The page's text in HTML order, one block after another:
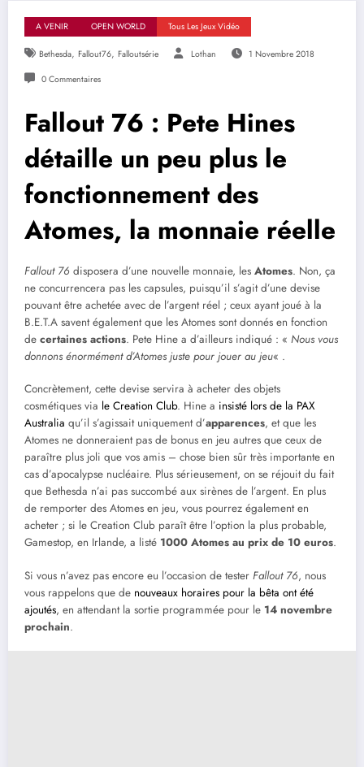
A VENIR OPEN WORLD Tous Les Jeux Vidéo
Bethesda, Fallout76, Falloutsérie Lothan 1 Novembre 2018
0 Commentaires
Fallout 76 : Pete Hines
détaille un peu plus le
fonctionnement des
Atomes, la monnaie réelle
Fallout 76 disposera d’une nouvelle monnaie, les Atomes. Non, ça
ne concurrencera pas les capsules, puisqu’il s’agit d’une devise
pouvant être achetée avec de l’argent réel ; ceux ayant joué à la
B.E.T.A savent également que les Atomes sont donnés en fonction
de certaines actions. Pete Hine a d’ailleurs indiqué : « Nous vous
donnons énormément d’Atomes juste pour jouer au jeu« .
Concrètement, cette devise servira à acheter des objets
cosmétiques via le Creation Club. Hine a insisté lors de la PAX
Australia qu’il s’agissait uniquement d’apparences, et que les
Atomes ne donneraient pas de bonus en jeu autres que ceux de
paraître plus joli que vos amis – chose bien sûr très importante en
cas d’apocalypse nucléaire. Plus sérieusement, on se réjouit du fait
que Bethesda n’ai pas succombé aux sirènes de l’argent. En plus
de remporter des Atomes en jeu, vous pourrez également en
acheter ; si le Creation Club paraît être l’option la plus probable,
Gamestop, en Irlande, a listé 1000 Atomes au prix de 10 euros.
Si vous n’avez pas encore eu l’occasion de tester Fallout 76, nous
vous rappelons que de nouveaux horaires pour la bêta ont été
ajoutés, en attendant la sortie programmée pour le 14 novembre
prochain.